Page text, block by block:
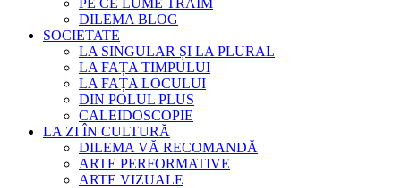
PE CE LUME TRĂIM
DILEMA BLOG
SOCIETATE
LA SINGULAR ȘI LA PLURAL
LA FAȚA TIMPULUI
LA FAȚA LOCULUI
DIN POLUL PLUS
CALEIDOSCOPIE
LA ZI ÎN CULTURĂ
DILEMA VĂ RECOMANDĂ
ARTE PERFORMATIVE
ARTE VIZUALE